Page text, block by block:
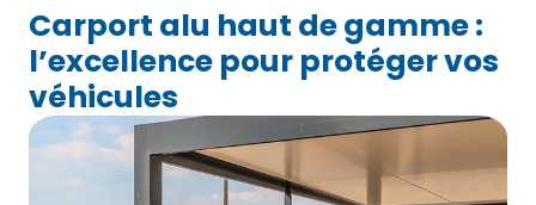
Carport alu haut de gamme :
l’excellence pour protéger vos
véhicules